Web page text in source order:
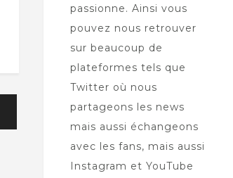
passionne. Ainsi vous
pouvez nous retrouver
sur beaucoup de
plateformes tels que
Twitter où nous
partageons les news
mais aussi échangeons
avec les fans, mais aussi
Instagram et YouTube